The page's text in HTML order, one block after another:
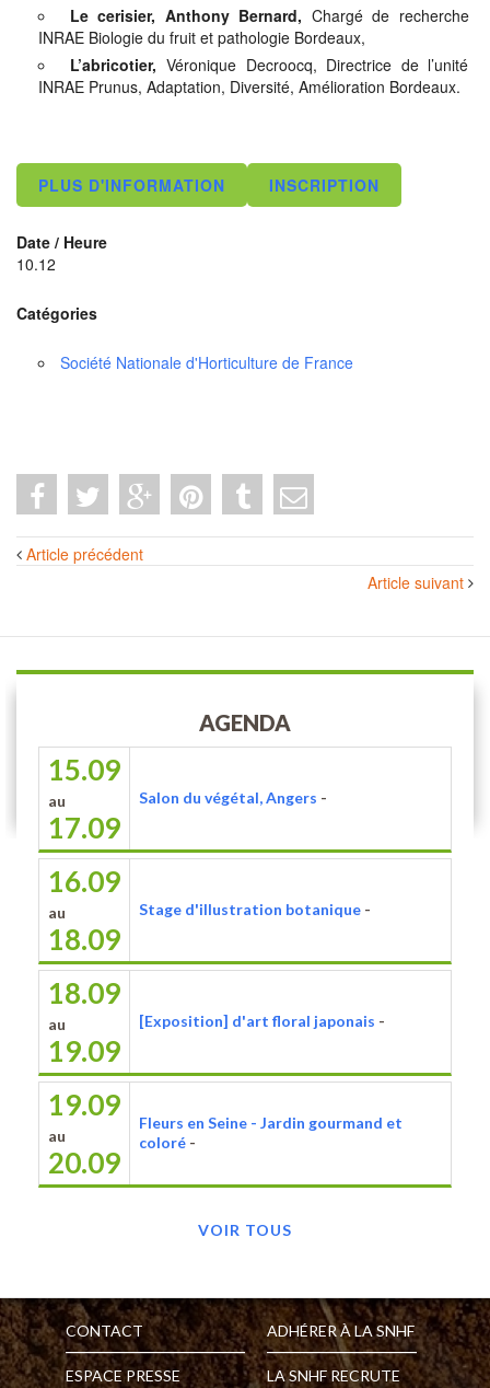
Le cerisier, Anthony Bernard, Chargé de recherche
INRAE Biologie du fruit et pathologie Bordeaux,
L’abricotier, Véronique Decroocq, Directrice de l’unité
INRAE Prunus, Adaptation, Diversité, Amélioration Bordeaux.
PLUS D'INFORMATION INSCRIPTION
Date / Heure
10.12
Catégories
Société Nationale d'Horticulture de France
Navigation
articles
Article précédent
Article suivant
AGENDA
15.09
au
17.09
Salon du végétal, Angers -
16.09
au
18.09
Stage d'illustration botanique -
18.09
au
19.09
[Exposition] d'art floral japonais -
19.09
au
20.09
Fleurs en Seine - Jardin gourmand et
coloré -
VOIR TOUS
CONTACT
ESPACE PRESSE
ADHÉRER À LA SNHF
LA SNHF RECRUTE